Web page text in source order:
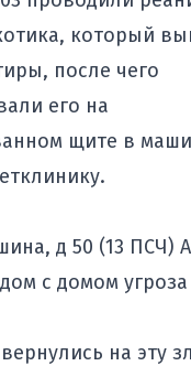
который
после чего
его на
щите в
д 50 (13 ПСЧ)
с домом
на эту